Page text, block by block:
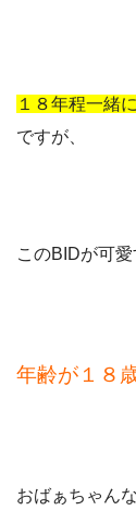
１８年程一緒
ですが、
このBIDが可愛
年齢が１８
おばぁちゃん